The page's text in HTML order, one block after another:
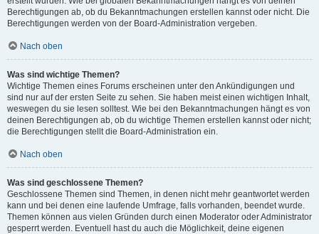
Berechtigungen ab, ob du Bekanntmachungen erstellen kannst oder nicht. Die
Berechtigungen werden von der Board-Administration vergeben.
Nach oben
Was sind wichtige Themen?
Wichtige Themen eines Forums erscheinen unter den Ankündigungen und
sind nur auf der ersten Seite zu sehen. Sie haben meist einen wichtigen Inhalt,
weswegen du sie lesen solltest. Wie bei den Bekanntmachungen hängt es von
deinen Berechtigungen ab, ob du wichtige Themen erstellen kannst oder nicht;
die Berechtigungen stellt die Board-Administration ein.
Nach oben
Was sind geschlossene Themen?
Geschlossene Themen sind Themen, in denen nicht mehr geantwortet werden
kann und bei denen eine laufende Umfrage, falls vorhanden, beendet wurde.
Themen können aus vielen Gründen durch einen Moderator oder Administrator
gesperrt werden. Eventuell hast du auch die Möglichkeit, deine eigenen